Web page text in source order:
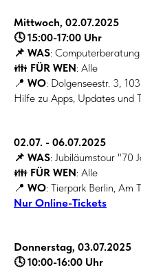
Mittwoch, 02.07.2025
🕓 15:00-17:00 Uhr
📌 WAS: Computerberatung
👪 FÜR WEN: Alle
📍 WO: Dolgenseestr. 3,
Hilfe zu Apps, Updates und
02.07. - 06.07.2025
📌 WAS: Jubiläumstour "70
👪 FÜR WEN: Alle
📍 WO: Tierpark Berlin, Am
Nur Online-Tickets
Donnerstag, 03.07.2025
🕓 10:00-16:00 Uhr